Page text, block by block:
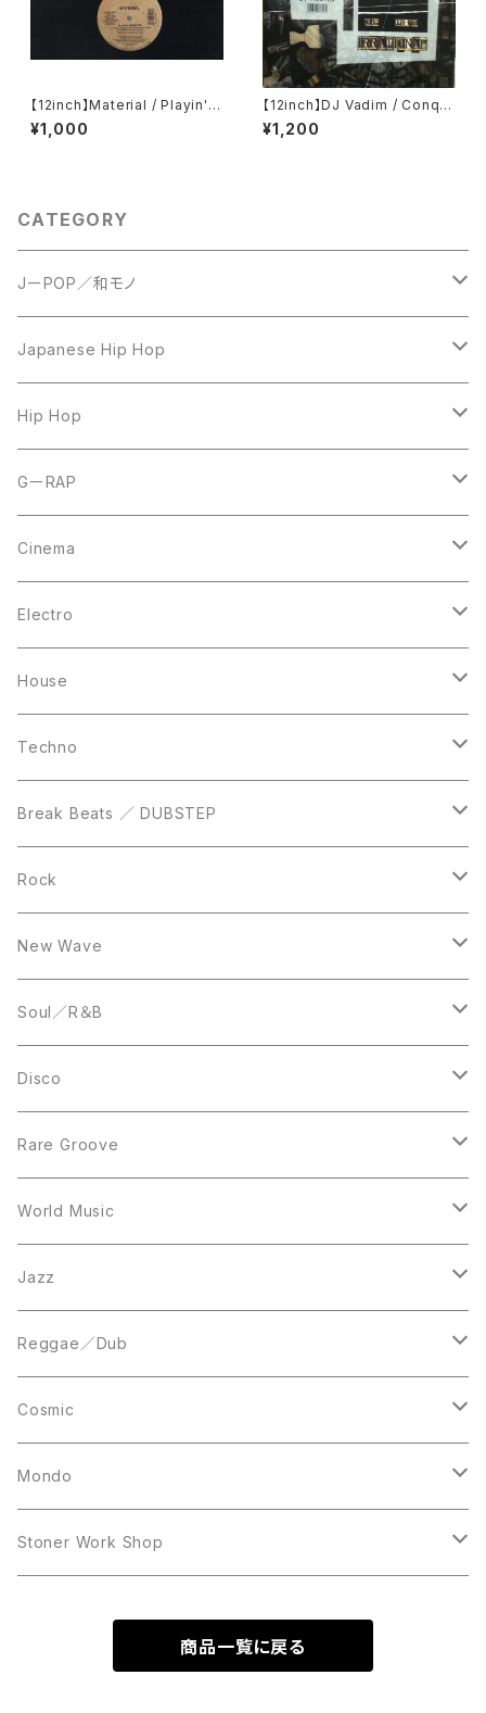
【12inch】Material / Playin'
With Fire
¥1,000
【12inch】DJ Vadim / Conqu
est Of The Irrational
¥1,200
CATEGORY
JーPOP／和モノ
LP
7inch
CD
12inch
10inch
Casette Tape
Japanese Hip Hop
12inch
LP
Hip Hop
LP
12inch
CD
GーRAP
12inch
LP
Cinema
LP
12inch
DVD
Electro
12inch
LP
House
LP
12inch
10inch
Techno
12inch
LP
Break Beats ／ DUBSTEP
12inch
LP
Rock
12inch
LP
New Wave
12inch
LP
Soul／R＆B
LP
12inch
Disco
7inch
12inch
LP
Acetate Press
10inch
Rare Groove
12inch
LP
World Music
12inch
LP
Jazz
LP
12inch
Reggae／Dub
LP
12inch
Cosmic
12inch
LP
Mondo
LP
Stoner Work Shop
商品一覧に戻る